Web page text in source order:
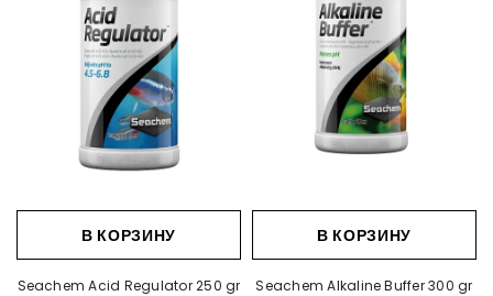
В КОРЗИНУ
Seachem Acid Regulator 250 gr
В КОРЗИНУ
Seachem Alkaline Buffer 300 gr